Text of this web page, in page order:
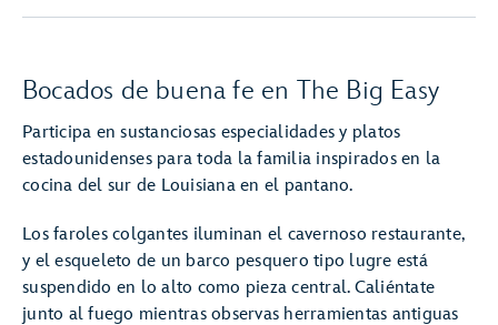
Bocados de buena fe en The Big Easy
Participa en sustanciosas especialidades y platos
estadounidenses para toda la familia inspirados en la
cocina del sur de Louisiana en el pantano.
Los faroles colgantes iluminan el cavernoso restaurante,
y el esqueleto de un barco pesquero tipo lugre está
suspendido en lo alto como pieza central. Caliéntate
junto al fuego mientras observas herramientas antiguas